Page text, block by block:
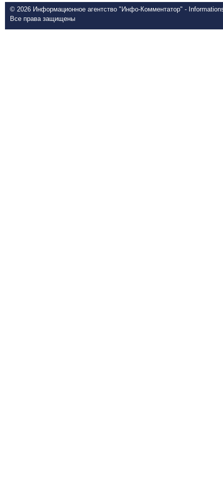
© 2026 Информационное агентство "Инфо-Комментатор" -
Все права защищены